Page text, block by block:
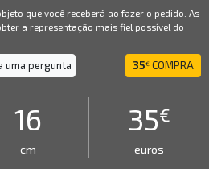
que você receberá ao fazer o pedido. As
a representação mais fiel possível do
uma pergunta 35€ COMPRA
16
cm
35€
euros